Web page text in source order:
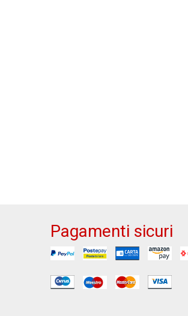
Pagamenti sicuri